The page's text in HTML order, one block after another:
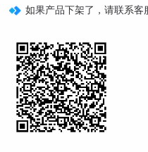
如果产品下架了，请联系客